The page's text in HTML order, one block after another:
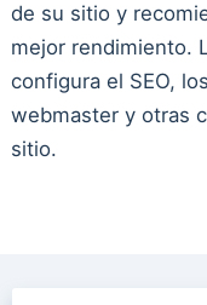
de su sitio y
mejor rendimiento.
configura el SEO,
webmaster y otras
sitio.